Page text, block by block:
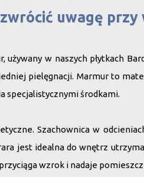
zwrócić uwagę
w naszych płytkach
pielęgnacji. Marmur to
specjalistycznymi środkami.
Szachownica w
jest idealna do wnętrz
wzrok i nadaje